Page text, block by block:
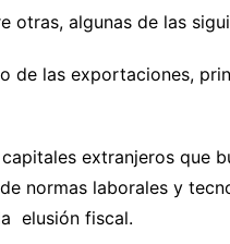
otras, algunas de las
de las exportaciones,
extranjeros que
normas laborales y
elusión fiscal.